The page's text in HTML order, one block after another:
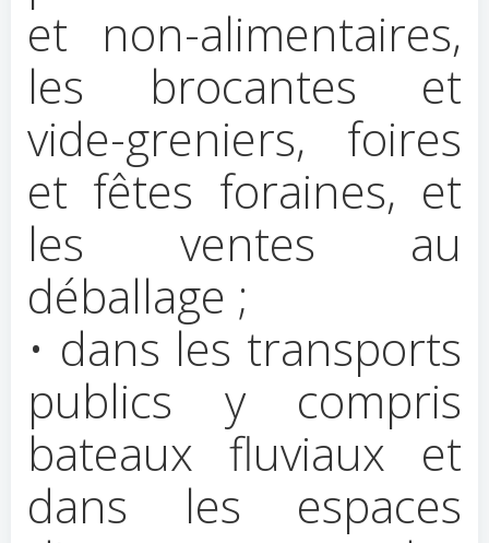
et non-alimentaires,
les brocantes et
vide-greniers, foires
et fêtes foraines, et
les ventes au
déballage ;
• dans les transports
publics y compris
bateaux fluviaux et
dans les espaces